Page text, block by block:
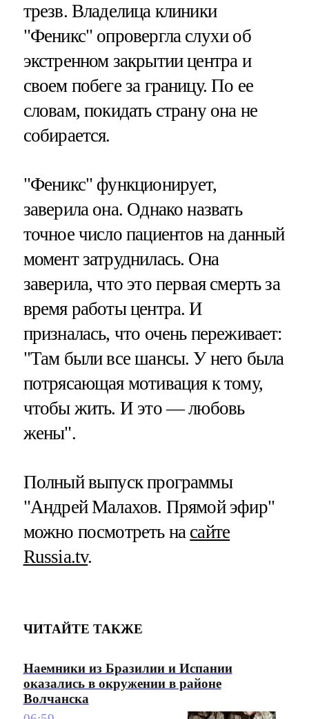
трезв. Владелица клиники
"Феникс" опровергла слухи об
экстренном закрытии центра и
своем побеге за границу. По ее
словам, покидать страну она не
собирается.
"Феникс" функционирует,
заверила она. Однако назвать
точное число пациентов на данный
момент затруднилась. Она
заверила, что это первая смерть за
время работы центра. И
призналась, что очень переживает:
"Там были все шансы. У него была
потрясающая мотивация к тому,
чтобы жить. И это — любовь
жены".
Полный выпуск программы
"Андрей Малахов. Прямой эфир"
можно посмотреть на сайте
Russia.tv.
ЧИТАЙТЕ ТАКЖЕ
Наемники из Бразилии и Испании
оказались в окружении в районе
Волчанска